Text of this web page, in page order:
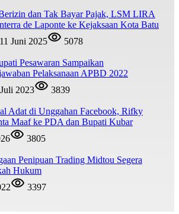
dan Tak Bayar Pajak, LSM LIRA
de Laponte ke Kejaksaan Kota Batu
11 Juni 2025
5078
Pesawaran Sampaikan
Pelaksanaan APBD 2022
2023
3839
Adat di Unggahan Facebook, Rifky
Maaf ke PDA dan Bupati Kubar
3805
Penipuan Trading Midtou Segera
Hukum
3397